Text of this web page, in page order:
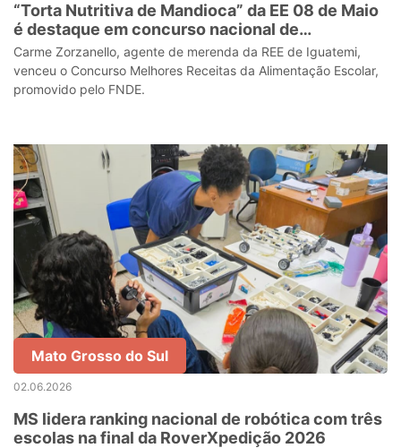
“Torta Nutritiva de Mandioca” da EE 08 de Maio
é destaque em concurso nacional de
alimentação escolar
Carme Zorzanello, agente de merenda da REE de Iguatemi,
venceu o Concurso Melhores Receitas da Alimentação Escolar,
promovido pelo FNDE.
Mato Grosso do Sul
02.06.2026
MS lidera ranking nacional de robótica com três
escolas na final da RoverXpedição 2026